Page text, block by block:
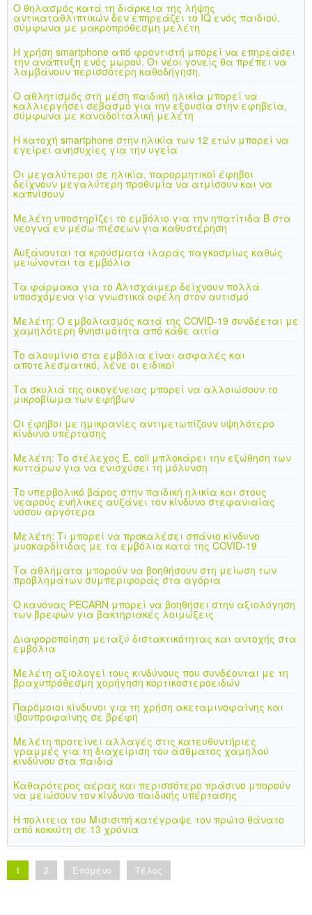
Ο θηλασμός κατά τη διάρκεια της λήψης
αντικαταθλιπτικών δεν επηρεάζει το IQ ενός παιδιού,
σύμφωνα με μακροπρόθεσμη μελέτη
Η χρήση smartphone από φροντιστή μπορεί να επηρεάσει
την ανάπτυξη ενός μωρού. Οι νέοι γονείς θα πρέπει να
λαμβάνουν περισσότερη καθοδήγηση.
Ο αθλητισμός στη μέση παιδική ηλικία μπορεί να
καλλιεργήσει σεβασμό για την εξουσία στην εφηβεία,
σύμφωνα με καναδοϊταλική μελέτη
Η κατοχή smartphone στην ηλικία των 12 ετών μπορεί να
εγείρει ανησυχίες για την υγεία
Οι μεγαλύτεροι σε ηλικία, παρορμητικοί έφηβοι
δείχνουν μεγαλύτερη προθυμία να ατμίσουν και να
καπνίσουν
Μελέτη υποστηρίζει το εμβόλιο για την ηπατίτιδα Β στα
νεογνά εν μέσω πιέσεων για καθυστέρηση
Αυξάνονται τα κρούσματα ιλαράς παγκοσμίως καθώς
μειώνονται τα εμβόλια
Τα φάρμακα για το Αλτσχάιμερ δείχνουν πολλά
υποσχόμενα για γνωστικά οφέλη στον αυτισμό
Μελέτη: Ο εμβολιασμός κατά της COVID-19 συνδέεται με
χαμηλότερη θνησιμότητα από κάθε αιτία
Το αλουμίνιο στα εμβόλια είναι ασφαλές και
αποτελεσματικό, λένε οι ειδικοί
Τα σκυλιά της οικογένειας μπορεί να αλλοιώσουν το
μικροβίωμα των εφήβων
Οι έφηβοι με ημικρανίες αντιμετωπίζουν υψηλότερο
κίνδυνο υπέρτασης
Μελέτη: Το στέλεχος E. coli μπλοκάρει την εξώθηση των
κυττάρων για να ενισχύσει τη μόλυνση
Το υπερβολικό βάρος στην παιδική ηλικία και στους
νεαρούς ενήλικες αυξάνει τον κίνδυνο στεφανιαίας
νόσου αργότερα
Μελέτη: Τι μπορεί να προκαλέσει σπάνιο κίνδυνο
μυοκαρδίτιδας με τα εμβόλια κατά της COVID-19
Τα αθλήματα μπορούν να βοηθήσουν στη μείωση των
προβλημάτων συμπεριφοράς στα αγόρια
Ο κανόνας PECARN μπορεί να βοηθήσει στην αξιολόγηση
των βρεφών για βακτηριακές λοιμώξεις
Διαφοροποίηση μεταξύ διστακτικότητας και αντοχής στα
εμβόλια
Μελέτη αξιολογεί τους κινδύνους που συνδέονται με τη
βραχυπρόθεσμη χορήγηση κορτικοστεροειδών
Παρόμοιοι κίνδυνοι για τη χρήση ακεταμινοφαίνης και
ιβουπροφαίνης σε βρέφη
Μελέτη προτείνει αλλαγές στις κατευθυντήριες
γραμμές για τη διαχείριση του άσθματος χαμηλού
κινδύνου στα παιδιά
Καθαρότερος αέρας και περισσότερο πράσινο μπορούν
να μειώσουν τον κίνδυνο παιδικής υπέρτασης
Η πολιτεια του Μισισιπή κατέγραψε τον πρώτο θάνατο
από κοκκύτη σε 13 χρόνια
1 2 Επόμενο Τέλος